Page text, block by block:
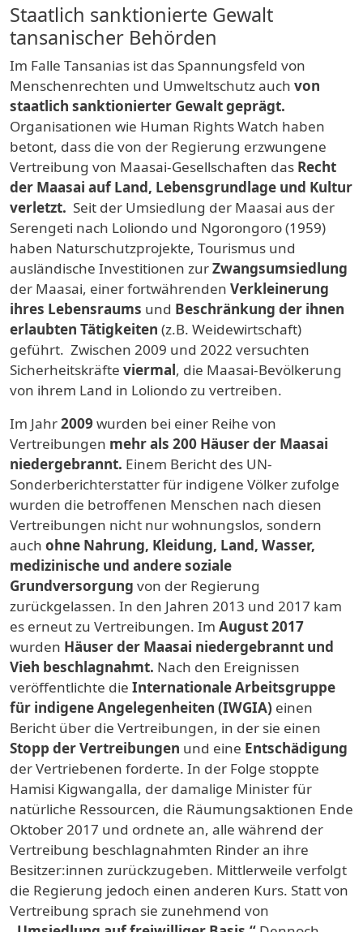
Staatlich sanktionierte Gewalt
tansanischer Behörden
Im Falle Tansanias ist das Spannungsfeld von
Menschenrechten und Umweltschutz auch von
staatlich sanktionierter Gewalt geprägt.
Organisationen wie Human Rights Watch haben
betont, dass die von der Regierung erzwungene
Vertreibung von Maasai-Gesellschaften das Recht
der Maasai auf Land, Lebensgrundlage und Kultur
verletzt. Seit der Umsiedlung der Maasai aus der
Serengeti nach Loliondo und Ngorongoro (1959)
haben Naturschutzprojekte, Tourismus und
ausländische Investitionen zurZwangsumsiedlung
der Maasai, einer fortwährenden Verkleinerung
ihres Lebensraums und Beschränkung der ihnen
erlaubten Tätigkeiten (z.B. Weidewirtschaft)
geführt. Zwischen 2009 und 2022 versuchten
Sicherheitskräfte viermal, die Maasai-Bevölkerung
von ihrem Land in Loliondo zu vertreiben.
Im Jahr2009wurden bei einer Reihe von
Vertreibungen mehr als 200 Häuser der Maasai
niedergebrannt. Einem Bericht des UN-
Sonderberichterstatter für indigene Völker zufolge
wurden die betroffenen Menschen nach diesen
Vertreibungen nicht nur wohnungslos, sondern
auch ohne Nahrung, Kleidung, Land, Wasser,
medizinische und andere soziale
Grundversorgung von der Regierung
zurückgelassen. In den Jahren 2013 und 2017 kam
es erneut zu Vertreibungen. Im August 2017
wurden Häuser der Maasai niedergebrannt und
Vieh beschlagnahmt. Nach den Ereignissen
veröffentlichte die Internationale Arbeitsgruppe
für indigene Angelegenheiten (IWGIA) einen
Bericht über die Vertreibungen, in der sie einen
Stopp der Vertreibungen und eine Entschädigung
der Vertriebenen forderte. In der Folge stoppte
Hamisi Kigwangalla, der damalige Minister für
natürliche Ressourcen, die Räumungsaktionen Ende
Oktober 2017 und ordnete an, alle während der
Vertreibung beschlagnahmten Rinder an ihre
Besitzer:innen zurückzugeben. Mittlerweile verfolgt
die Regierung jedoch einen anderen Kurs. Statt von
Vertreibung sprach sie zunehmend von